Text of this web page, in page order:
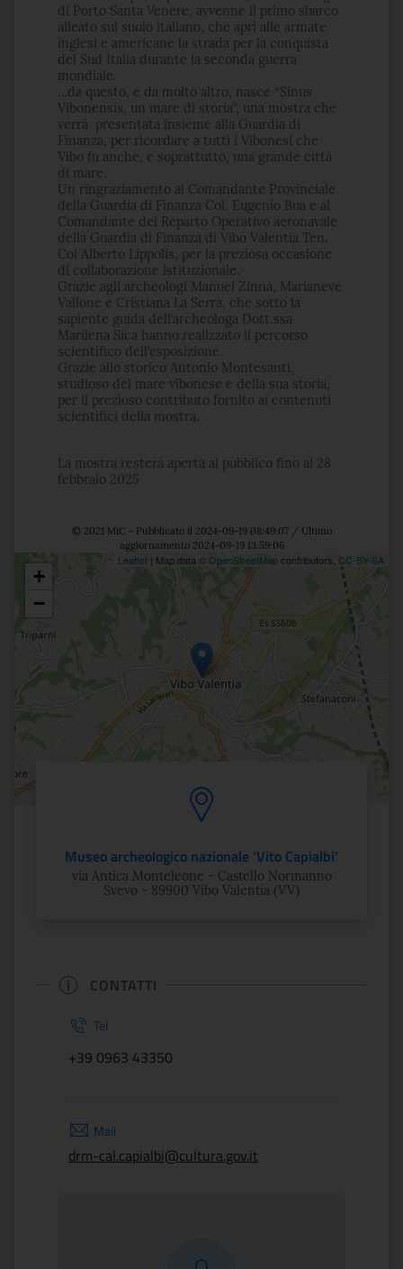
di Porto Santa Venere, avvenne il primo sbarco
alleato sul suolo italiano, che aprì alle armate
inglesi e americane la strada per la conquista
del Sud Italia durante la seconda guerra
mondiale.
…da questo, e da molto altro, nasce “Sinus
Vibonensis, un mare di storia”, una mostra che
verrà presentata insieme alla Guardia di
Finanza, per ricordare a tutti i Vibonesi che
Vibo fu anche, e soprattutto, una grande città
di mare.
Un ringraziamento al Comandante Provinciale
della Guardia di Finanza Col. Eugenio Bua e al
Comandante del Reparto Operativo aeronavale
della Guardia di Finanza di Vibo Valentia Ten.
Col Alberto Lippolis, per la preziosa occasione
di collaborazione istituzionale.
Grazie agli archeologi Manuel Zinnà, Marianeve
Vallone e Cristiana La Serra, che sotto la
sapiente guida dell’archeologa Dott.ssa
Marilena Sica hanno realizzato il percorso
scientifico dell’esposizione.
Grazie allo storico Antonio Montesanti,
studioso del mare vibonese e della sua storia,
per il prezioso contributo fornito ai contenuti
scientifici della mostra.
La mostra resterà aperta al pubblico fino al 28
febbraio 2025
© 2021 MiC - Pubblicato il 2024-09-19 08:49:07 / Ultimo
aggiornamento 2024-09-19 13:59:06
Posizione
+
−
Leaflet | Map data © OpenStreetMapcontributors, CC-BY-SA
Museo archeologico nazionale 'Vito Capialbi'
via Antica Monteleone - Castello Normanno
Svevo - 89900 Vibo Valentia (VV)
CONTATTI
Tel
+39 0963 43350
Mail
drm-cal.capialbi@cultura.gov.it